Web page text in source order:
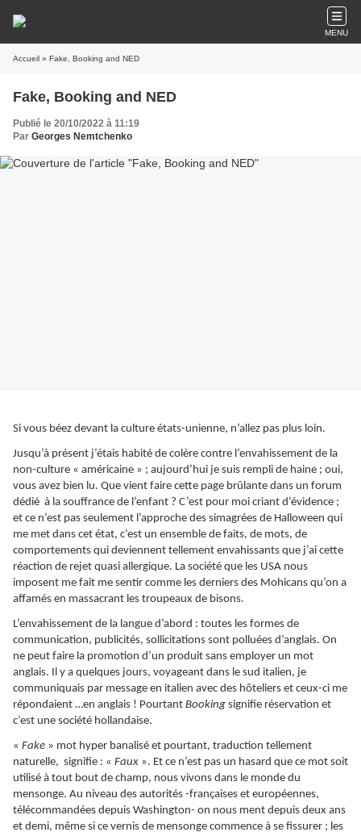
MENU
Accueil » Fake, Booking and NED
Fake, Booking and NED
Publié le 20/10/2022 à 11:19
Par Georges Nemtchenko
Si vous béez devant la culture états-unienne, n’allez pas plus loin.
Jusqu’à présent j’étais habité de colère contre l’envahissement de la
non-culture « américaine » ; aujourd’hui je suis rempli de haine ; oui,
vous avez bien lu. Que vient faire cette page brûlante dans un forum
dédié à la souffrance de l’enfant ? C’est pour moi criant d’évidence ;
et ce n’est pas seulement l’approche des simagrées de Halloween qui
me met dans cet état, c’est un ensemble de faits, de mots, de
comportements qui deviennent tellement envahissants que j’ai cette
réaction de rejet quasi allergique. La société que les USA nous
imposent me fait me sentir comme les derniers des Mohicans qu’on a
affamés en massacrant les troupeaux de bisons.
L’envahissement de la langue d’abord : toutes les formes de
communication, publicités, sollicitations sont polluées d’anglais. On
ne peut faire la promotion d’un produit sans employer un mot
anglais. Il y a quelques jours, voyageant dans le sud italien, je
communiquais par message en italien avec des hôteliers et ceux-ci me
répondaient …en anglais ! Pourtant Booking signifie réservation et
c’est une société hollandaise.
« Fake » mot hyper banalisé et pourtant, traduction tellement
naturelle, signifie : « Faux ». Et ce n’est pas un hasard que ce mot soit
utilisé à tout bout de champ, nous vivons dans le monde du
mensonge. Au niveau des autorités -françaises et européennes,
télécommandées depuis Washington- on nous ment depuis deux ans
et demi, même si ce vernis de mensonge commence à se fissurer ; les